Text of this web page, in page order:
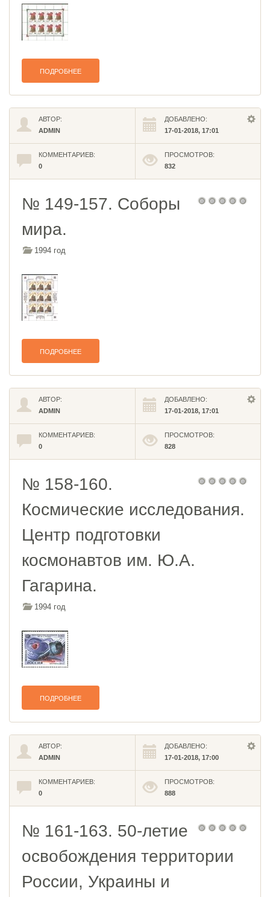
ПОДРОБНЕЕ
АВТОР:
ADMIN
ДОБАВЛЕНО:
17-01-2018, 17:01
КОММЕНТАРИЕВ:
0
ПРОСМОТРОВ:
832
№ 149-157. Соборы
мира.
1994 год
ПОДРОБНЕЕ
АВТОР:
ADMIN
ДОБАВЛЕНО:
17-01-2018, 17:01
КОММЕНТАРИЕВ:
0
ПРОСМОТРОВ:
828
№ 158-160.
Космические исследования.
Центр подготовки
космонавтов им. Ю.А.
Гагарина.
1994 год
ПОДРОБНЕЕ
АВТОР:
ADMIN
ДОБАВЛЕНО:
17-01-2018, 17:00
КОММЕНТАРИЕВ:
0
ПРОСМОТРОВ:
888
№ 161-163. 50-летие
освобождения территории
России, Украины и